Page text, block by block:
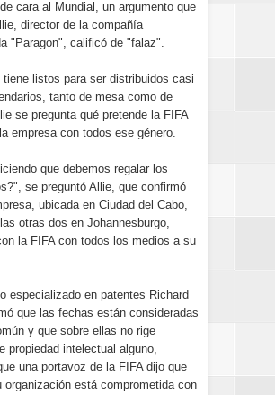
cara al Mundial, un argumento que
director de la compañía
"Paragon", calificó de "falaz".
tiene listos para ser distribuidos casi
tanto de mesa como de
se pregunta qué pretende la FIFA
empresa con todos ese género.
que debemos regalar los
se preguntó Allie, que confirmó
ubicada en Ciudad del Cabo,
otras dos en Johannesburgo,
la FIFA con todos los medios a su
especializado en patentes Richard
que las fechas están consideradas
y que sobre ellas no rige
propiedad intelectual alguno,
una portavoz de la FIFA dijo que
organización está comprometida con